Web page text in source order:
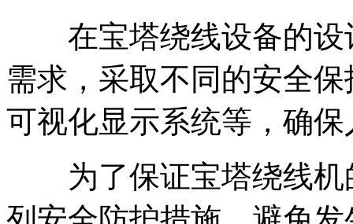
在宝塔绕线设备的设
需求，采取不同的安全
可视化显示系统等，确
为了保证宝塔绕线机